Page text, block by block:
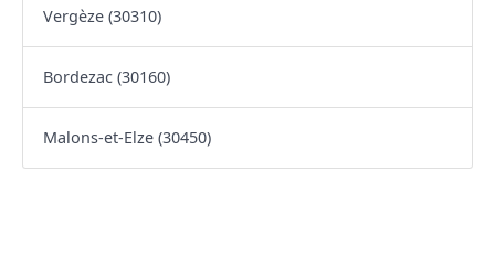
Vergèze (30310)
Bordezac (30160)
Malons-et-Elze (30450)